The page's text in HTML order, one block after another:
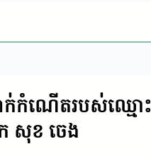
ាក់កំណើតរបស់ឈ្មោះ
សុខ ចេង